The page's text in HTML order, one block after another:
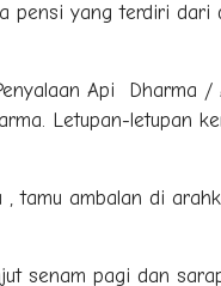
pensi yang terdiri dari
Api Dharma /
Letupan-letupan
tamu ambalan di
senam pagi dan